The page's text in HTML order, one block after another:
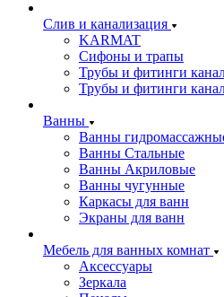
Слив и канализация
KARMAT
Сифоны и трапы
Трубы и фитинги
Трубы и фитинги
Ванны
Ванны
Ванны Стальные
Ванны Акриловые
Ванны чугунные
Каркасы для ванн
Экраны для ванн
Мебель для ванных комнат
Аксессуары
Зеркала